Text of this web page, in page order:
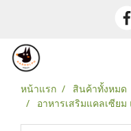
หน้าแรก สินค้าทั้งหมด
อาหารเสริมแคลเซีย